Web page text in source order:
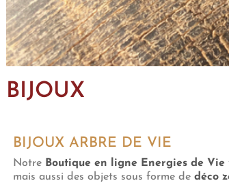
BIJOUX
BIJOUX ARBRE DE VIE
Notre Boutique en ligne Energies de Vie
mais aussi des objets sous forme de déco